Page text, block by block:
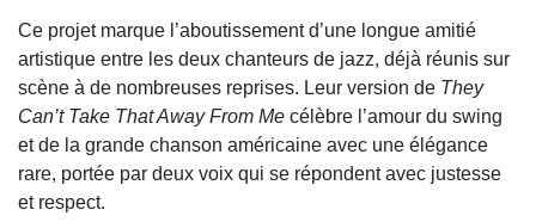
Ce projet marque l’aboutissement d’une longue amitié
artistique entre les deux chanteurs de jazz, déjà réunis sur
scène à de nombreuses reprises. Leur version de They
Can’t Take That Away From Me célèbre l’amour du swing
et de la grande chanson américaine avec une élégance
rare, portée par deux voix qui se répondent avec justesse
et respect.